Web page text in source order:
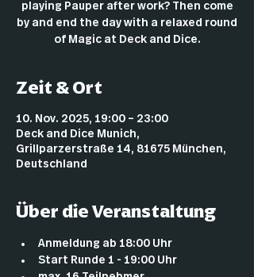
playing Pauper after work? Then come
by and end the day with a relaxed round
of Magic at Deck and Dice.
Zeit & Ort
10. Nov. 2025, 19:00 – 23:00
Deck and Dice Munich,
Grillparzerstraße 14, 81675 München,
Deutschland
Über die Veranstaltung
Anmeldung ab 18:00 Uhr
Start Runde 1 - 19:00 Uhr